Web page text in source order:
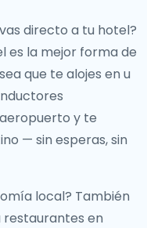
directo a tu hotel?
es la mejor forma de
que te alojes en u
y te
— sin esperas, sin
local? También
restaurantes en